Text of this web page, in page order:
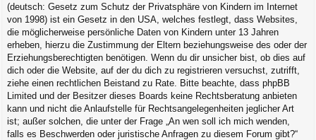
(deutsch: Gesetz zum Schutz der Privatsphäre von Kindern im Internet
von 1998) ist ein Gesetz in den USA, welches festlegt, dass Websites,
die möglicherweise persönliche Daten von Kindern unter 13 Jahren
erheben, hierzu die Zustimmung der Eltern beziehungsweise des oder der
Erziehungsberechtigten benötigen. Wenn du dir unsicher bist, ob dies auf
dich oder die Website, auf der du dich zu registrieren versuchst, zutrifft,
ziehe einen rechtlichen Beistand zu Rate. Bitte beachte, dass phpBB
Limited und der Besitzer dieses Boards keine Rechtsberatung anbieten
kann und nicht die Anlaufstelle für Rechtsangelegenheiten jeglicher Art
ist; außer solchen, die unter der Frage „An wen soll ich mich wenden,
falls es Beschwerden oder juristische Anfragen zu diesem Forum gibt?“